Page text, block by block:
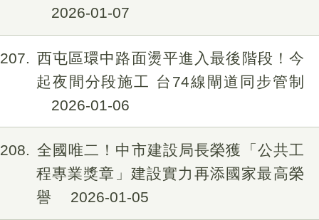
2026-01-07
207
西屯區環中路面燙平進入最後階段！今
起夜間分段施工 台74線閘道同步管制
2026-01-06
208
全國唯二！中市建設局長榮獲「公共工
程專業獎章」建設實力再添國家最高榮
譽
2026-01-05